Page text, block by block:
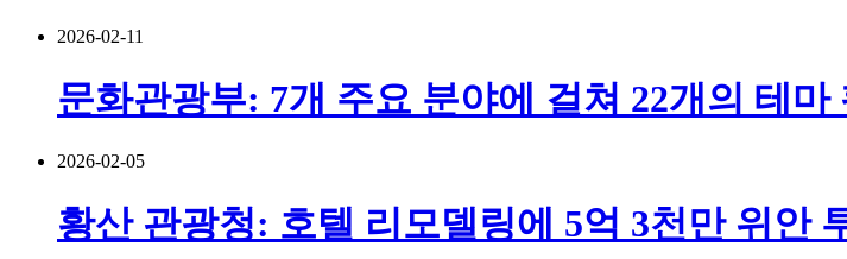
2026-02-11
문화관광부: 7개 주요 분야에 걸쳐 22개의 테
2026-02-05
황산 관광청: 호텔 리모델링에 5억 3천만 위안